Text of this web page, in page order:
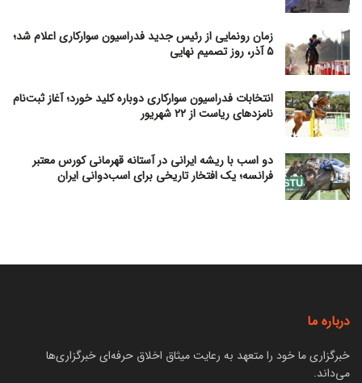
زمان رونمایی از رئیس جدید فدراسیون سوارکاری اعلام شد؛
۵ آذر، روز تصمیم نهایی
انتخابات فدراسیون سوارکاری دوباره کلید خورد؛ آغاز ثبت‌نام
نامزدهای ریاست از ۲۲ شهریور
دو اسب با ریشه ایرانی در آستانه قهرمانی کورس معتبر
فرانسه؛ یک افتخار تاریخی برای اسب‌دوانی ایران
درباره ما
خبرگزاری ما خود را متعهد به رعایت میثاق اخلاق حرفه‌ای خبرگزاری‌ها
می‌داند.